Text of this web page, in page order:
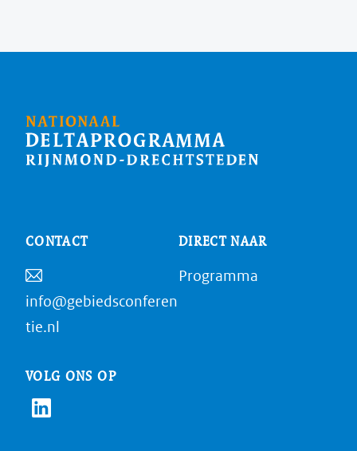
CONTACT
info@gebiedsconferen
tie.nl
VOLG ONS OP
DIRECT NAAR
Programma